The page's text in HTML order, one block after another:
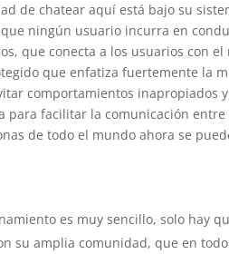
de chatear aquí está bajo su
ningún usuario incurra en
que conecta a los usuarios con
que enfatiza fuertemente la
comportamientos inapropiados
para facilitar la comunicación
de todo el mundo ahora se
es muy sencillo, solo hay
su amplia comunidad, que en